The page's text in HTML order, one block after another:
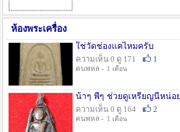
ห้องพระเครื่อง
ใช่วัดช่องแคไหมครับ
ความเห็น 0 ดู 171
1
คนพหล - 1 เดือน
น้าๆ พี่ๆ ช่วยดูเหรียญนี้หน่อ
ความเห็น 0 ดู 164
2
คนพหล - 1 เดือน